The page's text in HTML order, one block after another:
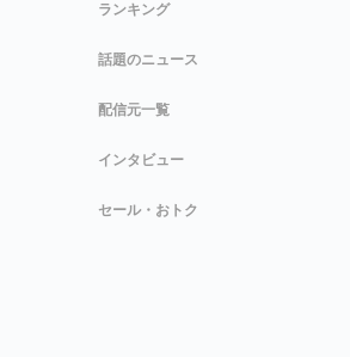
ランキング
話題のニュース
配信元一覧
インタビュー
セール・おトク